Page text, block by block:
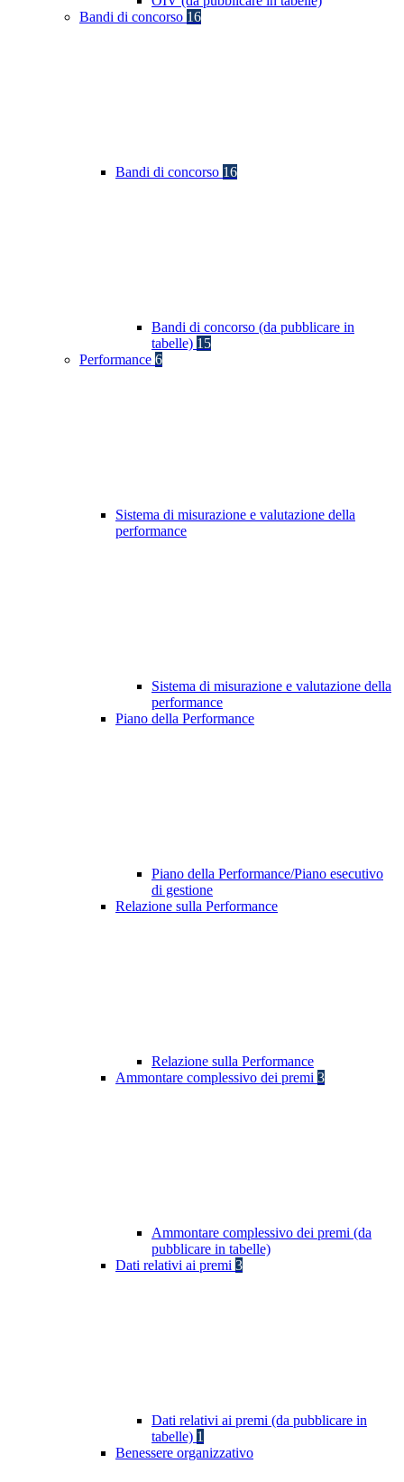
Bandi di concorso 16
Bandi di concorso 16
Bandi di concorso (da pubblicare in
tabelle) 15
Performance 6
Sistema di misurazione e valutazione della
performance
Sistema di misurazione e valutazione della
performance
Piano della Performance
Piano della Performance/Piano esecutivo
di gestione
Relazione sulla Performance
Relazione sulla Performance
Ammontare complessivo dei premi 3
Ammontare complessivo dei premi (da
pubblicare in tabelle)
Dati relativi ai premi 3
Dati relativi ai premi (da pubblicare in
tabelle) 1
Benessere organizzativo